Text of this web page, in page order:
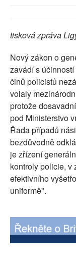
PŘÍSPĚVKY NA
SOCIÁLNÍ SÍTĚ
RUBRIKY
PLNÁ VERZE
tisková zpráva
Nový zákon o
zavádí s
činů policistů
volaly
protože
pod Ministerstvo
Řada případů
bezdůvodně
je zřízení
kontroly policie, v
efektivního
uniformě".